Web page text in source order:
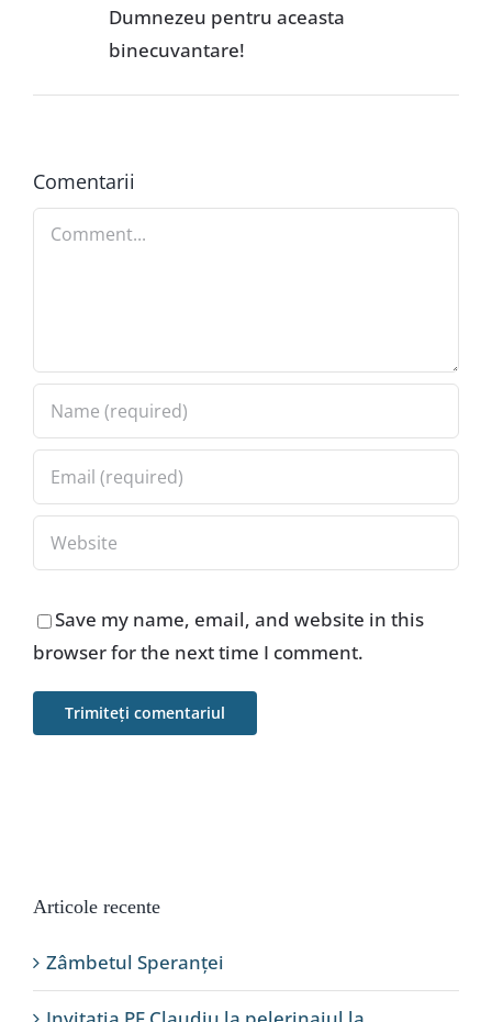
Dumnezeu pentru aceasta
binecuvantare!
Comentarii
Comment
Save my name, email, and website in this
browser for the next time I comment.
Articole recente
Zâmbetul Speranței